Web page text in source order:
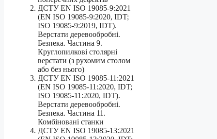
ДСТУ EN ISO 19085-9:2021
(EN ISO 19085-9:2020, IDT;
ISO 19085-9:2019, IDT).
Верстати деревообробні.
Безпека. Частина 9.
Круглопилкові столярні
верстати (з рухомим столом
або без нього)
ДСТУ EN ISO 19085-11:2021
(EN ISO 19085-11:2020, IDT;
ISO 19085-11:2020, IDT).
Верстати деревообробні.
Безпека. Частина 11.
Комбіновані станки
ДСТУ EN ISO 19085-13:2021